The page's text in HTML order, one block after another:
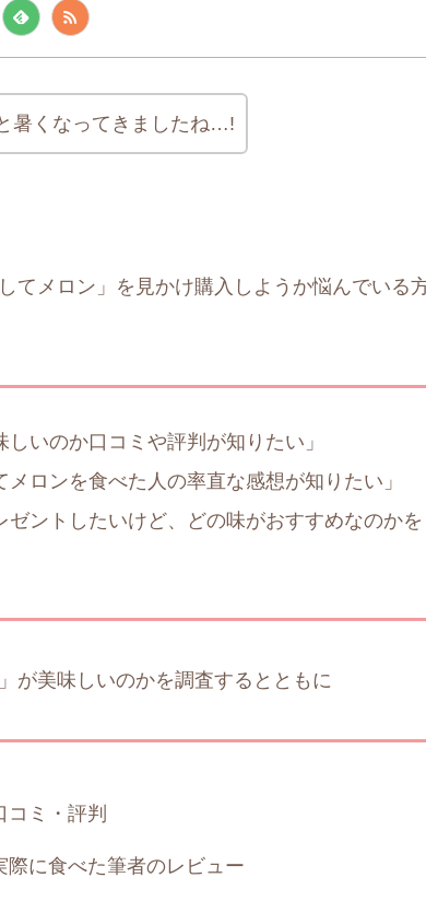
暑くなってきましたね…!
てメロン」を見かけ購入しようか悩んでいる
いのか口コミや評判が知りたい」
メロンを食べた人の率直な感想が知りたい」
ゼントしたいけど、どの味がおすすめなのかを
が美味しいのかを調査するとともに
コミ・評判
際に食べた筆者のレビュー